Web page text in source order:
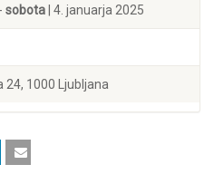
sobota | 4. januarja 2025
24, 1000 Ljubljana